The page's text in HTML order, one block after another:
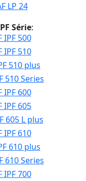
LP 24
Série:
IPF 500
IPF 510
510 plus
510 Series
IPF 600
IPF 605
605 L plus
IPF 610
610 plus
610 Series
IPF 700